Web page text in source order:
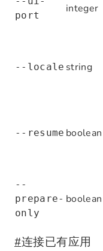
port
integer
--locale string
--resume boolean
--
prepare-
only
boolean
#连接已有应用